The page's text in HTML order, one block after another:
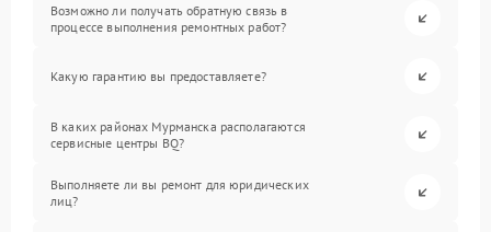
Возможно ли получать обратную связь в
процессе выполнения ремонтных работ?
Какую гарантию вы предоставляете?
В каких районах Мурманска располагаются
сервисные центры BQ?
Выполняете ли вы ремонт для юридических
лиц?